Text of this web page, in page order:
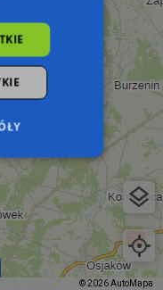
© 2026 AutoMapa
Targetowanie
korzystanie z
i zarządzanie